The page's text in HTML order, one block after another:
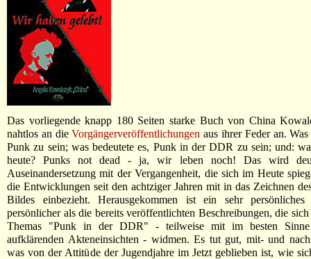
Das vorliegende knapp 180 Seiten starke Buch von China
nahtlos an dieVorgängerveröffentlichungen aus ihrer Feder an. Was
Punk zu sein; was bedeutete es, Punk in der DDR zu sein; und:
heute? Punks not dead - ja, wir leben noch! Das wird
Auseinandersetzung mit der Vergangenheit, die sich im Heute
die Entwicklungen seit den achtziger Jahren mit in das Zeichnen
Bildes einbezieht. Herausgekommen ist ein sehr
persönlicher als die bereits veröffentlichten Beschreibungen, die sich
Themas "Punk in der DDR" - teilweise mit im besten Sinne
aufklärenden Akteneinsichten - widmen. Es tut gut, mit- und
was von der Attitüde der Jugendjahre im Jetzt geblieben ist, wie